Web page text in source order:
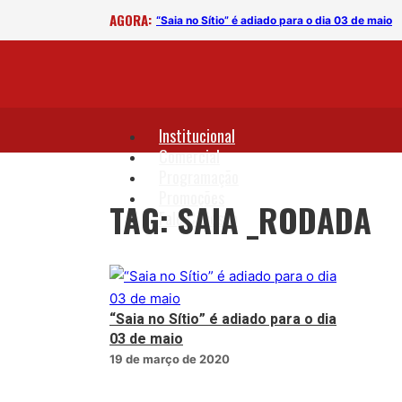
AGORA: “Saia no Sítio” é adiado para o dia 03 de maio
Institucional
Comercial
Fale Conosco
TAG: SAIA _RODADA
“Saia no Sítio” é adiado para o dia
03 de maio
19 de março de 2020